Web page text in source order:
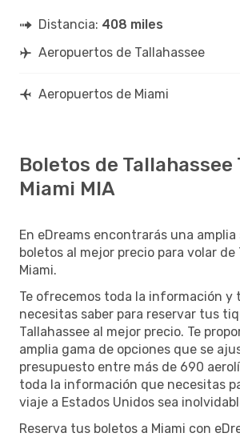
Distancia: 408 miles
Aeropuertos de Tallahassee
Aeropuertos de Miami
Boletos de Tallahassee
Miami MIA
En eDreams encontrarás una
boletos al mejor precio para volar de
Miami.
Te ofrecemos toda la información y
necesitas saber para reservar tus
Tallahassee al mejor precio. Te
amplia gama de opciones que se
presupuesto entre más de 690
toda la información que necesitas
viaje a Estados Unidos sea
Reserva tus boletos a Miami con